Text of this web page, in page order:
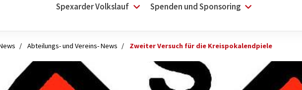
Spexarder Volkslauf Spenden und Sponsoring
Abteilungs- und Vereins- News Zweiter Versuch für die Kreispokalendpiele